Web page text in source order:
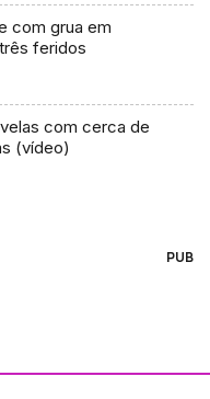
com grua em
feridos
com cerca de
(vídeo)
PUB